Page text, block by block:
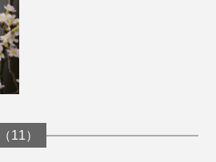
保証書の二次元コードにあるメールアドレスで
入り。お酒好きのあの人にプレ
11）